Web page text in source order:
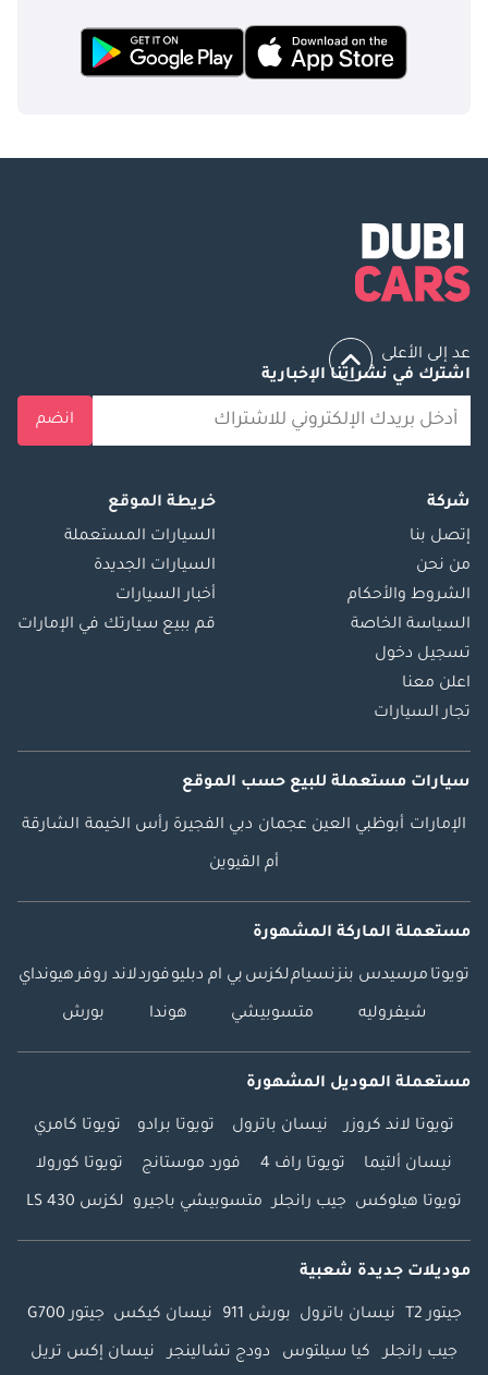
عد إلى الأعلى
اشترك في نشراتنا الإخبارية
انضم
شركة
إتصل بنا
من نحن
الشروط والأحكام
السياسة الخاصة
تسجيل دخول
اعلن معنا
تجار السيارات
خريطة الموقع
السيارات المستعملة
السيارات الجديدة
أخبار السيارات
قم ببيع سيارتك في الإمارات
سيارات مستعملة للبيع حسب الموقع
الإمارات أبوظبي العين عجمان دبي الفجيرة رأس الخيمة الشارقة
أم القيوين
مستعملة الماركة المشهورة
تويوتا مرسيدس بنزنسياملكزس بي ام دبليوفوردلاند روفرهيونداي
شيفروليه متسوبيشي هوندا بورش
مستعملة الموديل المشهورة
تويوتا لاند كروزر نيسان باترول تويوتا برادو تويوتا كامري
نيسان ألتيما تويوتا راف 4 فورد موستانج تويوتا كورولا
تويوتا هيلوكس جيب رانجلر متسوبيشي باجيرو لكزس LS 430
موديلات جديدة شعبية
جيتور T2 نيسان باترول بورش 911 نيسان كيكس جيتور G700
جيب رانجلر كيا سيلتوس دودج تشالينجر نيسان إكس تريل